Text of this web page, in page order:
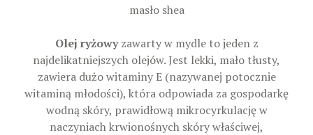
masło shea
Olej ryżowyzawarty w mydle to jeden z
najdelikatniejszych olejów. Jest lekki, mało tłusty,
zawiera dużo witaminy E (nazywanej potocznie
witaminą młodości), która odpowiada za gospodarkę
wodną skóry, prawidłową mikrocyrkulację w
naczyniach krwionośnych skóry właściwej,